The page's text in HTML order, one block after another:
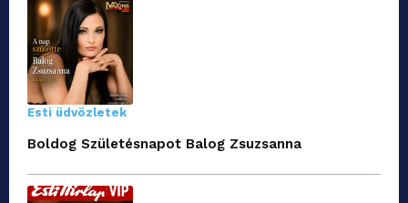
Esti üdvözletek
Boldog Születésnapot Balog Zsuzsanna